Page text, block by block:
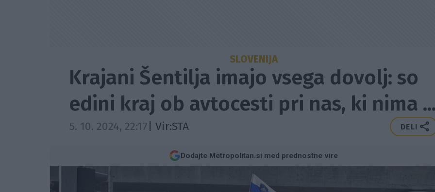
SLOVENIJA
Krajani Šentilja imajo vsega dovolj: so
edini kraj ob avtocesti pri nas, ki nima
5. 10. 2024, 22:17 | Vir:STA DELI
Dodajte Metropolitan.si med prednostne vire